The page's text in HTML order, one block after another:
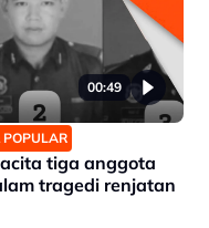
00:49
POPULAR
tiga anggota
tragedi renjatan